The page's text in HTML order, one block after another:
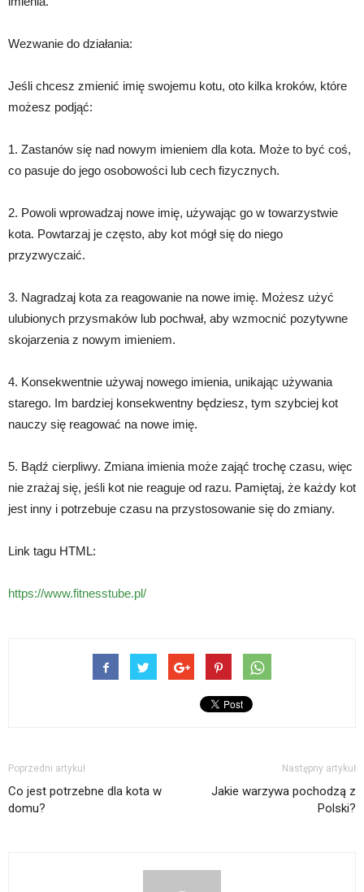
Wezwanie do działania:
Jeśli chcesz zmienić imię swojemu kotu, oto kilka kroków, które
możesz podjąć:
1. Zastanów się nad nowym imieniem dla kota. Może to być coś,
co pasuje do jego osobowości lub cech fizycznych.
2. Powoli wprowadzaj nowe imię, używając go w towarzystwie
kota. Powtarzaj je często, aby kot mógł się do niego
przyzwyczaić.
3. Nagradzaj kota za reagowanie na nowe imię. Możesz użyć
ulubionych przysmaków lub pochwał, aby wzmocnić pozytywne
skojarzenia z nowym imieniem.
4. Konsekwentnie używaj nowego imienia, unikając używania
starego. Im bardziej konsekwentny będziesz, tym szybciej kot
nauczy się reagować na nowe imię.
5. Bądź cierpliwy. Zmiana imienia może zająć trochę czasu, więc
nie zrażaj się, jeśli kot nie reaguje od razu. Pamiętaj, że każdy kot
jest inny i potrzebuje czasu na przystosowanie się do zmiany.
Link tagu HTML:
https://www.fitnesstube.pl/
Poprzedni artykuł
Co jest potrzebne dla kota w
domu?
Następny artykuł
Jakie warzywa pochodzą z
Polski?